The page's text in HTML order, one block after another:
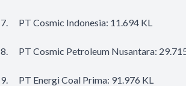
7. PT Cosmic Indonesia: 11.694 KL
8. PT Cosmic Petroleum Nusantara:
9. PT Energi Coal Prima: 91.976 KL